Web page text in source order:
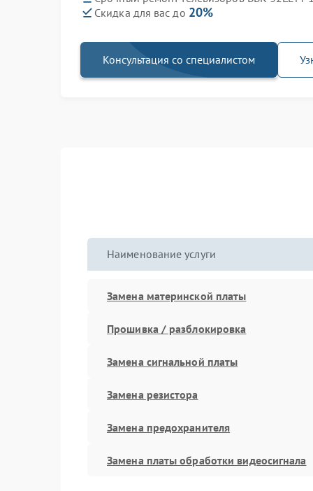
Скидка для вас до 20%
Консультация со специалистом
Наименование услуги
Замена материнской платы
Прошивка / разблокировка
Замена сигнальной платы
Замена резистора
Замена предохранителя
Замена платы обработки видеосигнала